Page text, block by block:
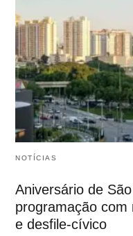
NOTÍCIAS
Aniversário de
programação com
e desfile-cívico